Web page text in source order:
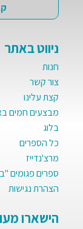
ניווט באתר
חנות
צור קשר
קצת עלינו
מבצעים חמים
בלוג
כל הספרים
מרצ'נדייז
ספרים פגומים
הצהרת נגישות
הישארו